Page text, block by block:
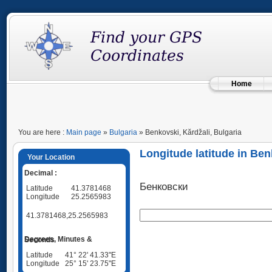
Home
You are here : Main page » Bulgaria » Benkovski, Kărdžali, Bulgaria
Your Location
Decimal :
Latitude
41.3781468
Longitude
25.2565983
41.3781468,25.2565983
Degrees, Minutes & Seconds
Latitude
41° 22' 41.33"E
Longitude
25° 15' 23.75"E
Longitude latitude in
Бенковски